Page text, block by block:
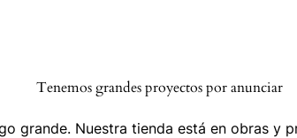
Tenemos grandes proyectos por anunciar
grande. Nuestra tienda está en obras y